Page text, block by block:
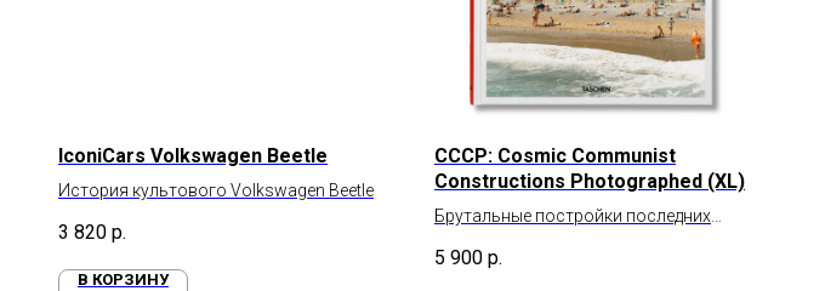
IconiCars Volkswagen Beetle
История культового Volkswagen Beetle
3 820 р.
В КОРЗИНУ
CCCP: Cosmic Communist
Constructions Photographed (XL)
Брутальные постройки последних
5 900 р.